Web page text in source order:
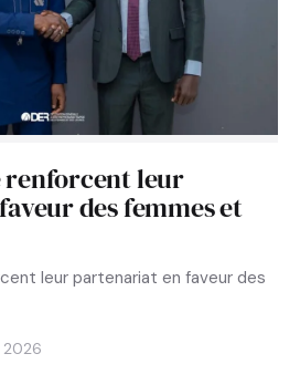
renforcent leur
des femmes et
leur partenariat en faveur des